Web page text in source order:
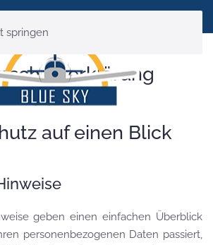
springen
auf einen Blick
geben einen einfachen Überblick
personenbezogenen Daten passiert,